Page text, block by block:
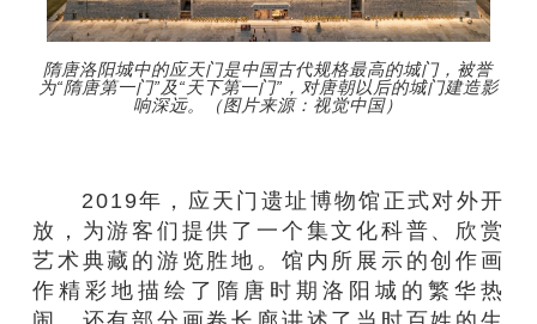
隋唐洛阳城中的应天门是中国古代规格最高的城门，被誉
为“隋唐第一门”及“天下第一门”，对唐朝以后的城门建造影
响深远。（图片来源：视觉中国）
2019年，应天门遗址博物馆正式对外开
放，为游客们提供了一个集文化科普、欣赏
艺术典藏的游览胜地。馆内所展示的创作画
作精彩地描绘了隋唐时期洛阳城的繁华热